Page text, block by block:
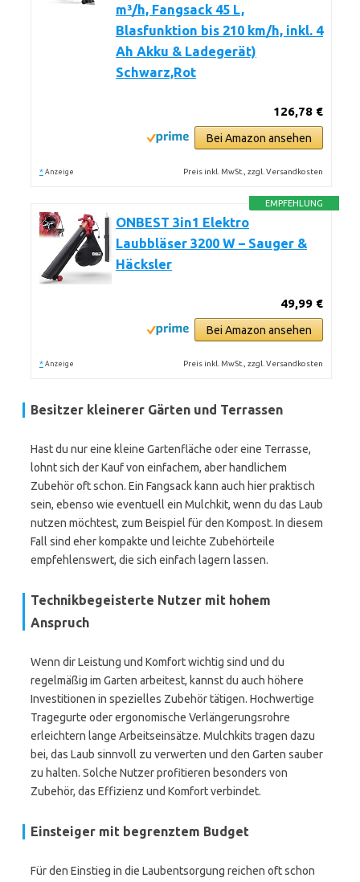
m³/h, Fangsack 45 L,
Blasfunktion bis 210 km/h, inkl. 4
Ah Akku & Ladegerät)
Schwarz,Rot
126,78 €
Bei Amazon ansehen
* Anzeige Preis inkl. MwSt., zzgl. Versandkosten
EMPFEHLUNG
ONBEST 3in1 Elektro
Laubbläser 3200 W – Sauger &
Häcksler
49,99 €
Bei Amazon ansehen
* Anzeige Preis inkl. MwSt., zzgl. Versandkosten
Besitzer kleinerer Gärten und Terrassen
Hast du nur eine kleine Gartenfläche oder eine Terrasse,
lohnt sich der Kauf von einfachem, aber handlichem
Zubehör oft schon. Ein Fangsack kann auch hier praktisch
sein, ebenso wie eventuell ein Mulchkit, wenn du das Laub
nutzen möchtest, zum Beispiel für den Kompost. In diesem
Fall sind eher kompakte und leichte Zubehörteile
empfehlenswert, die sich einfach lagern lassen.
Technikbegeisterte Nutzer mit hohem
Anspruch
Wenn dir Leistung und Komfort wichtig sind und du
regelmäßig im Garten arbeitest, kannst du auch höhere
Investitionen in spezielles Zubehör tätigen. Hochwertige
Tragegurte oder ergonomische Verlängerungsrohre
erleichtern lange Arbeitseinsätze. Mulchkits tragen dazu
bei, das Laub sinnvoll zu verwerten und den Garten sauber
zu halten. Solche Nutzer profitieren besonders von
Zubehör, das Effizienz und Komfort verbindet.
Einsteiger mit begrenztem Budget
Für den Einstieg in die Laubentsorgung reichen oft schon